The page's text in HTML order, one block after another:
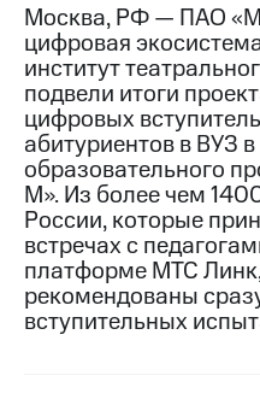
Медиа-центр
Пресс-
релизы
МТС
о технологиях
Достижения
Интервью
Финансовая
отчетность
Москва, РФ — ПАО
цифровая
институт
подвели итоги
цифровых
абитуриентов в ВУЗ
образовательного
М». Из более чем
России, которые
встречах с
платформе МТС
рекомендованы
вступительных